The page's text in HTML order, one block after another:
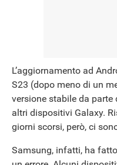
L’aggiornamento ad
S23 (dopo meno di un
versione stabile da parte
altri dispositivi Galaxy.
giorni scorsi, però, ci
Samsung, infatti, ha fatto